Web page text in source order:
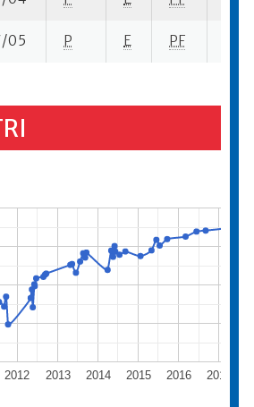
05 P E PF
2012 2013 2014 2015 2016 2017